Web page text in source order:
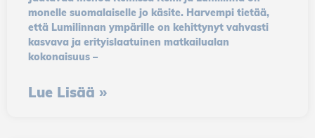
monelle suomalaiselle jo käsite. Harvempi tietää,
että Lumilinnan ympärille on kehittynyt vahvasti
kasvava ja erityislaatuinen matkailualan
kokonaisuus –
Lue Lisää »